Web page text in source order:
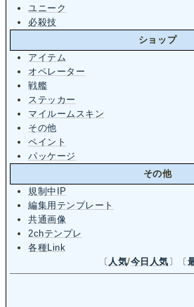
ユニーク
必殺技
ショップ
アイテム
オペレーター
戦艦
ステッカー
マイルームスキン
その他
ペイント
パッケージ
その他
規制中IP
編集用テンプレート
共通画像
2chテンプレ
各種Link
〔 人気/今日人気〕〔